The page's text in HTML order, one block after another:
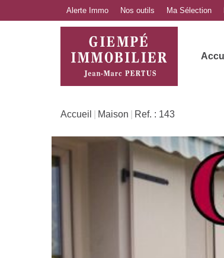
Alerte Immo Nos outils Ma Sélection
Accueil Maison Ref. : 143